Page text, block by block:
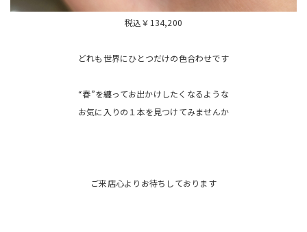
税込￥134,200
どれも世界にひとつだけの色合わせです
“春”を纏ってお出かけしたくなるような
お気に入りの１本を見つけてみませんか
ご来店心よりお待ちしております